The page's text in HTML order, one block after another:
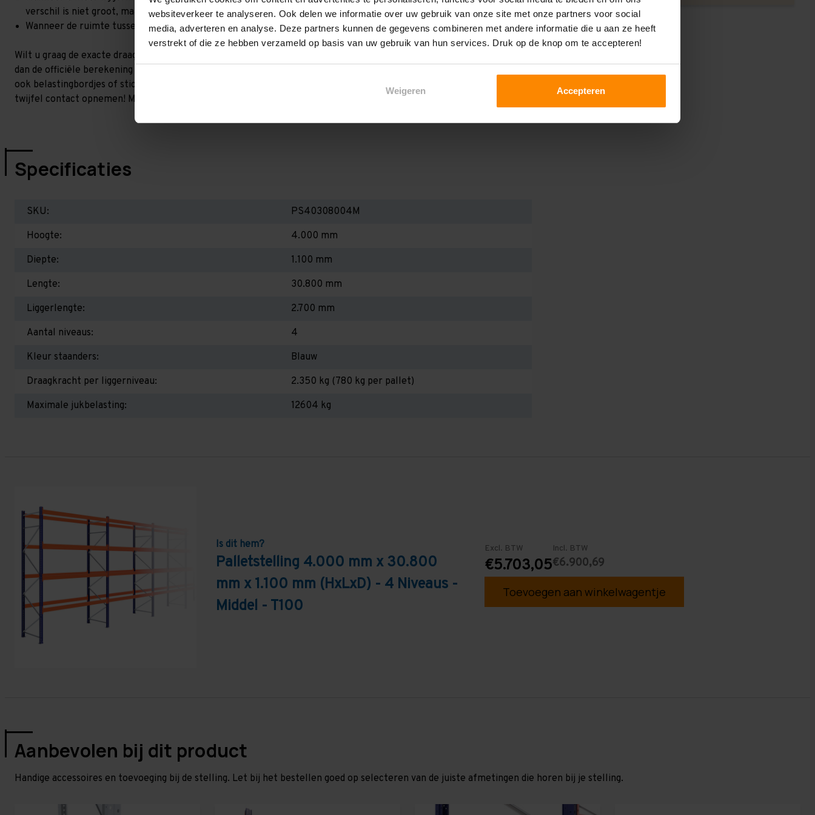
websiteverkeer te analyseren. Ook delen we informatie over uw gebruik van onze site met onze partners voor social
media, adverteren en analyse. Deze partners kunnen de gegevens combineren met andere informatie die u aan ze heeft
verstrekt of die ze hebben verzameld op basis van uw gebruik van hun services. Druk op de knop om te accepteren!
Weigeren Accepteren
verschil is niet groot, maar wel het beste om dit te laten berekenen!
Wanneer de ruimte tussen de liggerniveaus kleiner is dan 2,25 meter, valt de draagkracht juist iets hoger uit.
Wilt u graag de exacte draagkracht weten in uw situatie? Dan dient u even contact met ons op te nemen. Wij voeren
dan de officiële berekening uit. Dit doen we gratis en voor niets bij aankoop van een rij palletstellingen. Wij kunnen
ook belastingbordjes of stickers meeleveren waar de draagkracht van uw situatie op beschreven staat! Kortom, bij
twijfel contact opnemen! Meer informatie op dit gebied:
Palletstellingen - Belangrijk om te weten!
Specificaties
SKU:
PS40308004M
Hoogte:
4.000 mm
Diepte:
1.100 mm
Lengte:
30.800 mm
Liggerlengte:
2.700 mm
Aantal niveaus:
4
Kleur staanders:
Blauw
Draagkracht per liggerniveau:
2.350 kg (780 kg per pallet)
Maximale jukbelasting:
12604 kg
Is dit hem?
Palletstelling 4.000 mm x 30.800
mm x 1.100 mm (HxLxD) - 4 Niveaus -
Middel - T100
Excl. BTW
€5.703,05
Incl. BTW
€6.900,69
Toevoegen aan winkelwagentje
Aanbevolen bij dit product
Handige accessoires en toevoeging bij de stelling. Let bij het bestellen goed op selecteren van de juiste afmetingen die horen bij je stelling.